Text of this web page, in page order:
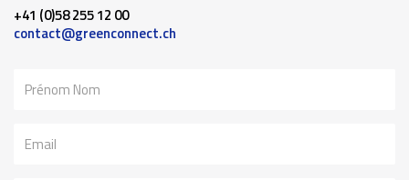
+41 (0)58 255 12 00
contact@greenconnect.ch